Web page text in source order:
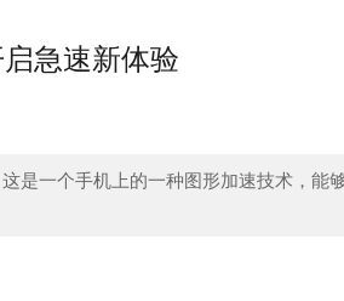
急速新体验
是一个手机上的一种图形加速技术，能